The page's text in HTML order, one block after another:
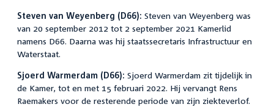
Steven van Weyenberg (D66): Steven van Weyenberg was
van 20 september 2012 tot 2 september 2021 Kamerlid
namens D66. Daarna was hij staatssecretaris Infrastructuur en
Waterstaat.
Sjoerd Warmerdam (D66): Sjoerd Warmerdam zit tijdelijk in
de Kamer, tot en met 15 februari 2022. Hij vervangt Rens
Raemakers voor de resterende periode van zijn ziekteverlof.